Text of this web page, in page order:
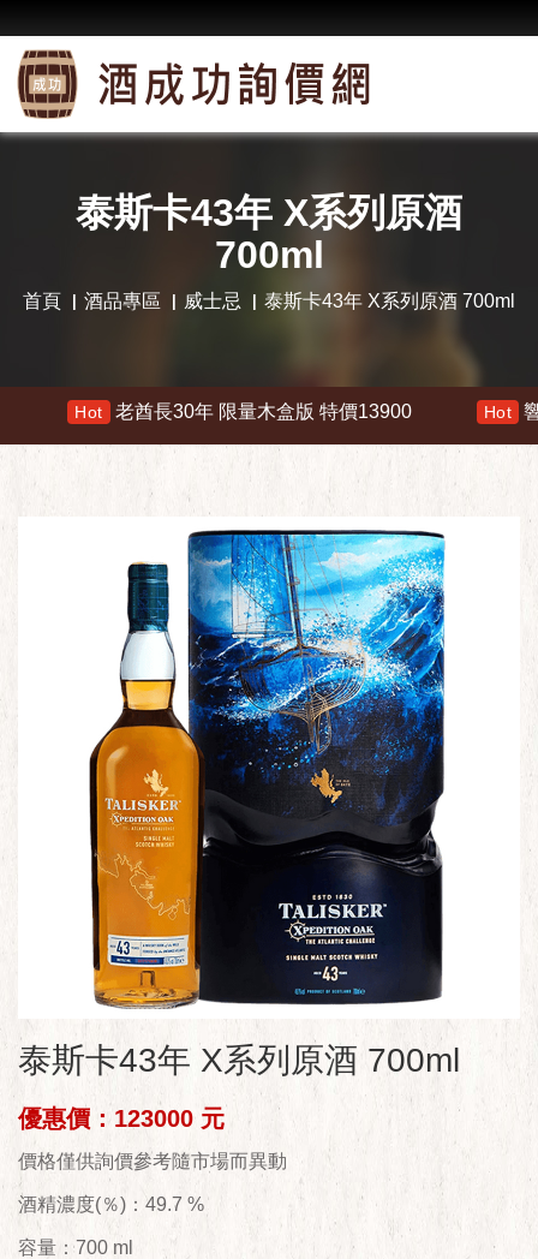
泰斯卡43年 X系列原酒
700ml
首頁 酒品專區 威士忌 泰斯卡43年 X系列原酒 700ml
老酋長30年 限量木盒版 特價13900 Hot 響 30年
泰斯卡43年 X系列原酒 700ml
優惠價：123000 元
價格僅供詢價參考隨市場而異動
酒精濃度(％)：49.7 %
容量：700 ml